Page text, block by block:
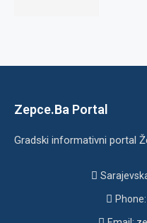
Zepce.Ba Portal
Gradski informativni portal